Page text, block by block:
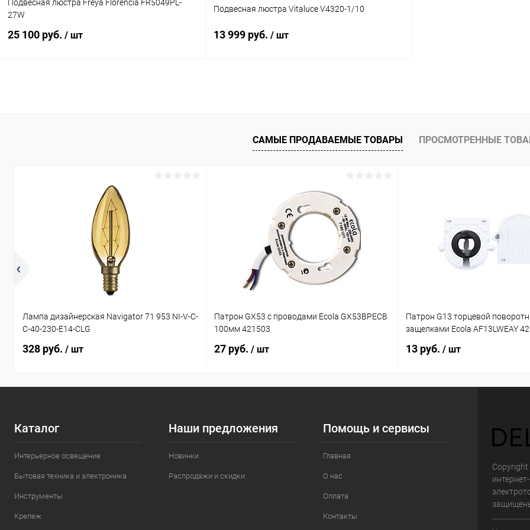
Подвесная люстра Freya Florencia FR5049PL-
27W
25 100 руб. / шт
Купить в 1 клик Сравнение
Подвесная люстра Vitaluce V4320-1/10
13 999 руб. / шт
Купить в 1 клик Сравнение
В избранное В наличии
САМЫЕ ПРОДАВАЕМЫЕ ТОВАРЫ ПРОСМОТРЕННЫЕ
Лампа дизайнерская Navigator 71 953 NI-V-C-
C-40-230-E14-CLG
328 руб. / шт
Патрон GX53 с проводами Ecola GX53BPECB
100мм 421503
27 руб. / шт
Патрон G13 торцевой
защелками Ecola AF13LWEAY
13 руб. / шт
Каталог
Интерьерное освещение
Бытовая техника и электроника
Инструменты
Крепеж
Наши предложения
Новинки
Распродажи и скидки
Помощь и сервисы
Главная
О нас
Оплата
Контакты